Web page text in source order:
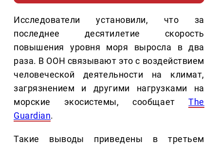
Исследователи установили, что за
последнее десятилетие скорость
повышения уровня моря выросла в два
раза. В ООН связывают это с воздействием
человеческой деятельности на климат,
загрязнением и другими нагрузками на
морские экосистемы, сообщаетThe
Guardian.
Такие выводы приведены в третьем